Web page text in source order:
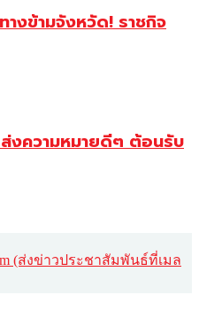
างข้ามจังหวัด! ราชกิจ
งความหมายดีๆ ต้อนรับ
(ส่งข่าวประชาสัมพันธ์ที่เมล